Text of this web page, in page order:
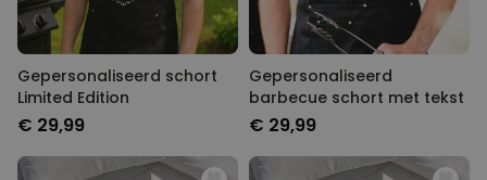
Gepersonaliseerd schort
Limited Edition
€ 29,99
Gepersonaliseerd
barbecue schort met tekst
€ 29,99